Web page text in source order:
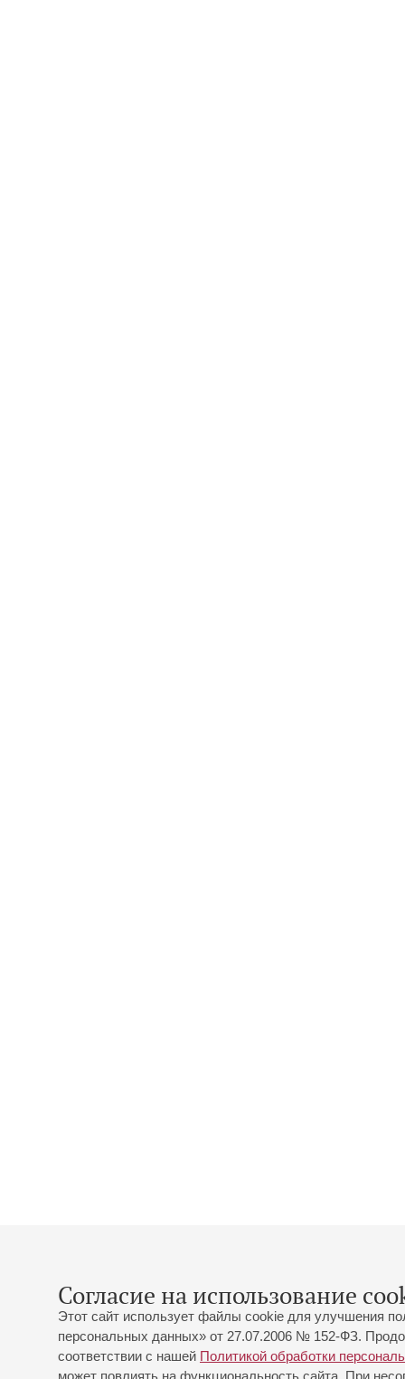
Согласие на использование
Этот сайт использует файлы cookie для улучшения
персональных данных» от 27.07.2006 № 152-ФЗ.
соответствии с нашей Политикой обработки
может повлиять на функциональность сайта. При